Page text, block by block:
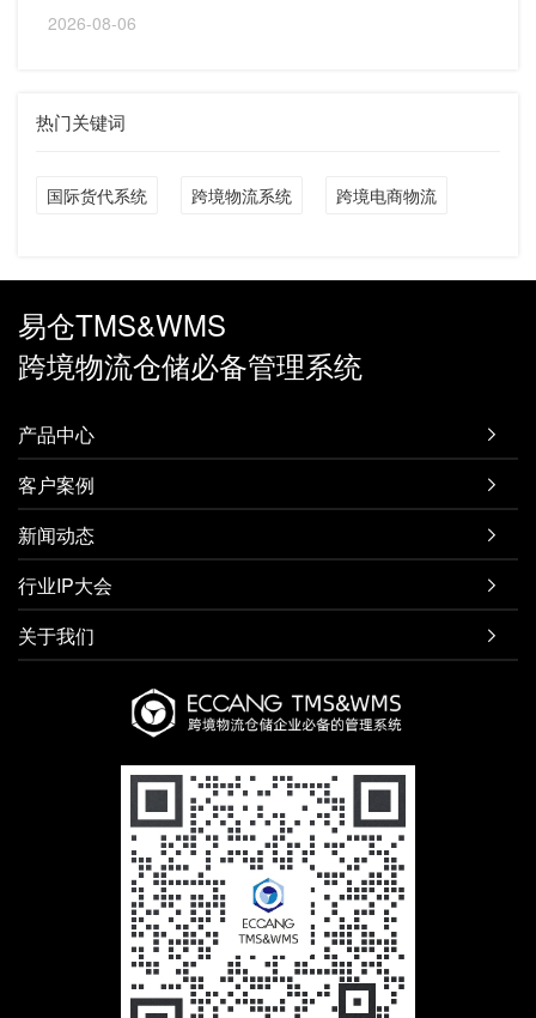
2026-08-06
热门关键词
国际货代系统 跨境物流系统 跨境电商物流
易仓TMS&WMS
跨境物流仓储必备管理系统
产品中心 
客户案例 
新闻动态 
行业IP大会 
关于我们 